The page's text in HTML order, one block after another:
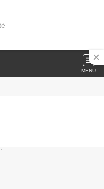
MENU